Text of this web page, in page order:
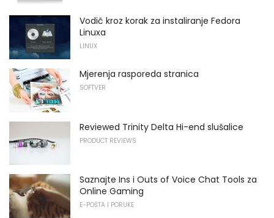
Vodič kroz korak za instaliranje Fedora
Linuxa
LINUX
Mjerenja rasporeda stranica
SOFTVER
Reviewed Trinity Delta Hi-end slušalice
PRODUCT REVIEWS
Saznajte Ins i Outs of Voice Chat Tools za
Online Gaming
E-POŠTA I PORUKE